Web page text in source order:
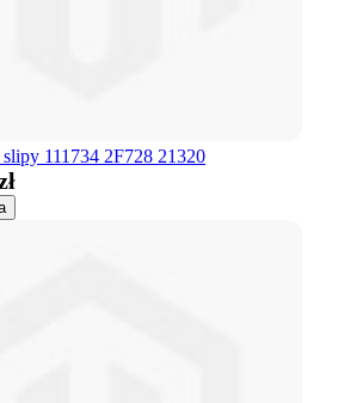
111734 2F728 21320